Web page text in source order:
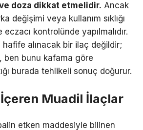
doza dikkat etmelidir. Ancak
değişimi veya kullanım sıklığı
kontrolünde yapılmalıdır.
alınacak bir ilaç değildir;
ben bunu kafama göre
burada tehlikeli sonuç doğurur.
Muadil İlaçlar
etken maddesiyle bilinen